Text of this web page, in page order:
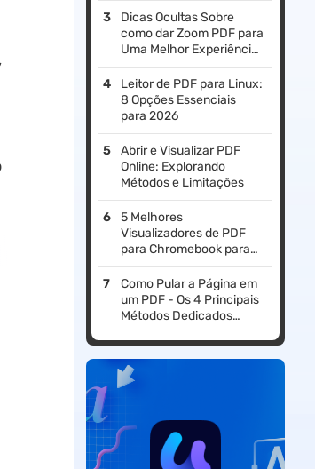
Dicas Ocultas Sobre
como dar Zoom PDF para
Uma Melhor Experiência
de Leitura
Leitor de PDF para Linux:
8 Opções Essenciais
para 2026
Abrir e Visualizar PDF
Online: Explorando
Métodos e Limitações
5 Melhores
Visualizadores de PDF
para Chromebook para
Aumentar a Eficiência
Como Pular a Página em
um PDF - Os 4 Principais
Métodos Dedicados